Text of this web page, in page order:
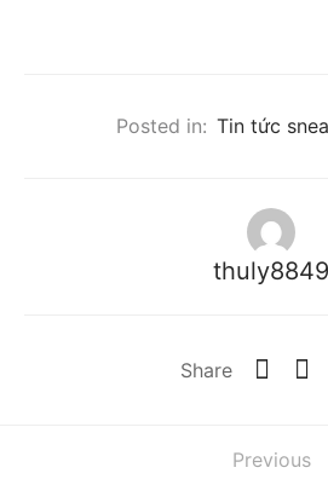
Posted in: Tin tức
thuly8849
Share
Previous